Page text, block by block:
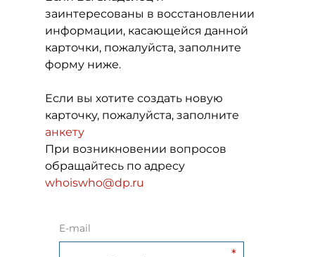
заинтересованы в восстановлении
информации, касающейся данной
карточки, пожалуйста, заполните
форму ниже.
Если вы хотите создать новую
карточку, пожалуйста, заполните
анкету
При возникновении вопросов
обращайтесь по адресу
whoiswho@dp.ru
E-mail